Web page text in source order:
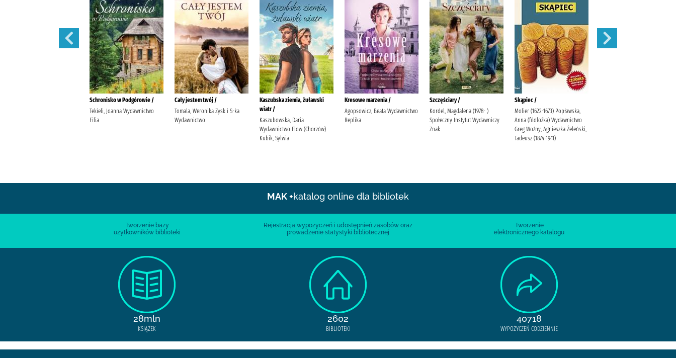
Schronisko w Podgórowie /
Tekieli, Joanna Wydawnictwo
Filia
Cały jestem twój /
Tomala, Weronika Zysk i S-ka
Wydawnictwo
Kaszubska ziemia, żuławski
wiatr /
Kaszubowska, Daria
Wydawnictwo Flow (Chorzów)
Kubik, Sylwia
Kresowe marzenia /
Agopsowicz, Beata Wydawnictwo
Replika
Szczęściary /
Kordel, Magdalena (1978- )
Społeczny Instytut Wydawniczy
Znak
Skąpiec /
Molier (1622-1673) Popławska,
Anna (filolożka) Wydawnictwo
Greg Woźny, Agnieszka Żeleński,
Tadeusz (1874-1941)
MAK +katalog online dla bibliotek
Tworzenie bazy
użytkowników biblioteki
Rejestracja wypożyczeń i udostępnień zasobów oraz
prowadzenie statystyki bibliotecznej
Tworzenie
elektronicznego katalogu
28mln
KSIĄŻEK
2602
BIBLIOTEKI
40718
WYPOŻYCZEŃ CODZIENNIE